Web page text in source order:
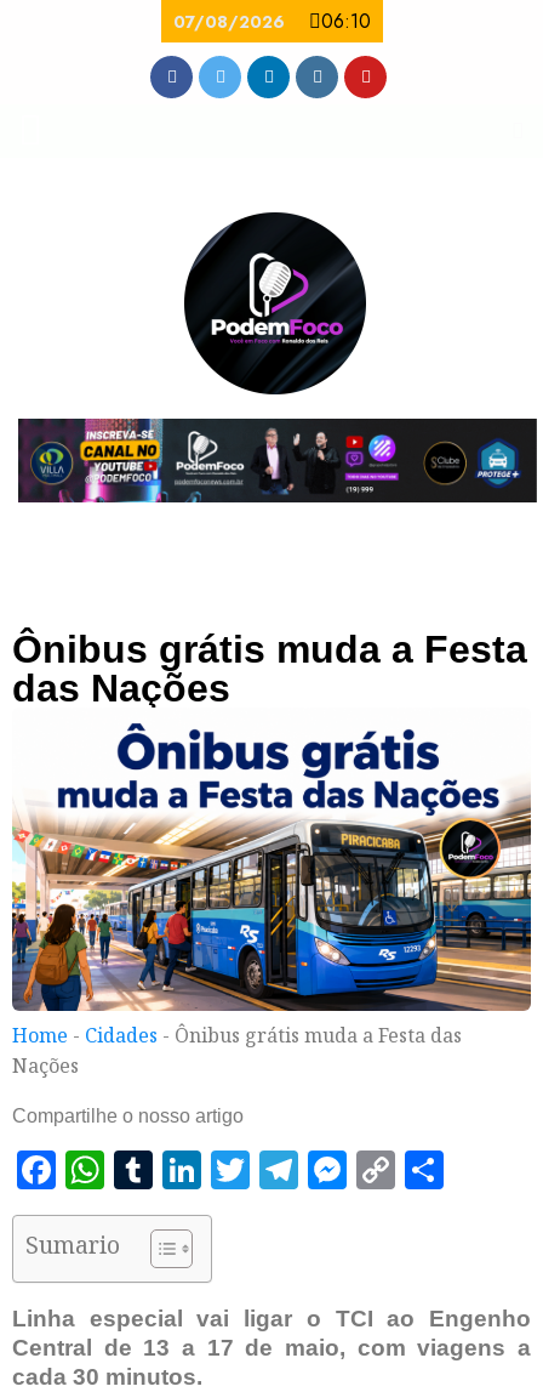
07/08/2026 06:10
Ônibus grátis muda a Festa
das Nações
Home - Cidades - Ônibus grátis muda a Festa das
Nações
Compartilhe o nosso artigo
Facebook
WhatsApp
Tumblr
LinkedIn
Twitter
Telegram
Messenger
Copy
Sumario
Linha especial vai ligar o TCI ao Engenho
Central de 13 a 17 de maio, com viagens a
cada 30 minutos.